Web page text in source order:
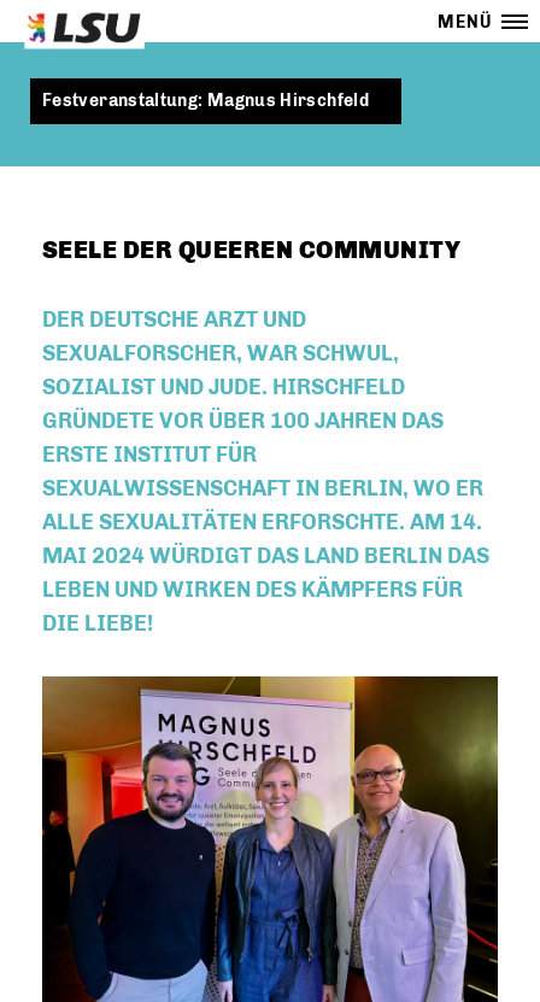
MENÜ
Festveranstaltung: Magnus Hirschfeld
SEELE DER QUEEREN COMMUNITY
DER DEUTSCHE ARZT UND
SEXUALFORSCHER, WAR SCHWUL,
SOZIALIST UND JUDE. HIRSCHFELD
GRÜNDETE VOR ÜBER 100 JAHREN DAS
ERSTE INSTITUT FÜR
SEXUALWISSENSCHAFT IN BERLIN, WO ER
ALLE SEXUALITÄTEN ERFORSCHTE. AM 14.
MAI 2024 WÜRDIGT DAS LAND BERLIN DAS
LEBEN UND WIRKEN DES KÄMPFERS FÜR
DIE LIEBE!